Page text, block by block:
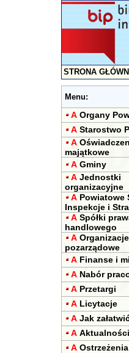
STRONA
Menu:
A Organy
A Starostwo
A
majątkowe
A Gminy
A Jednostki
organizacyjne
A Powiatowe
Inspekcje i
A Spółki
handlowego
A Organizacje
pozarządowe
A Finanse i
A Nabór
A Przetargi
A Licytacje
A Jak
A Aktualności
A